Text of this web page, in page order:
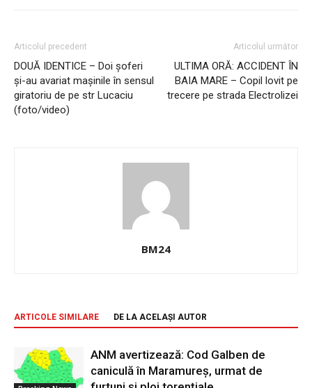
Articolul precedent
DOUĂ IDENTICE – Doi șoferi
și-au avariat mașinile în sensul
giratoriu de pe str Lucaciu
(foto/video)
Articolul următor
ULTIMA ORĂ: ACCIDENT ÎN
BAIA MARE – Copil lovit pe
trecere pe strada Electrolizei
BM24
ARTICOLE SIMILARE DE LA ACELAȘI AUTOR
ANM avertizează: Cod Galben de
caniculă în Maramureș, urmat de